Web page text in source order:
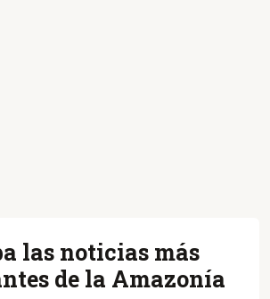
las noticias más
de la Amazonía